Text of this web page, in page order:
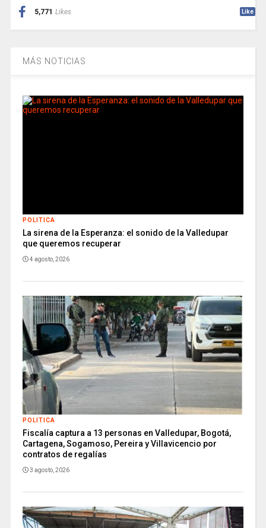
5,771 Likes Like
MÁS NOTICIAS
POLITICA
La sirena de la Esperanza: el sonido de la Valledupar
que queremos recuperar
4 agosto, 2026
POLITICA
Fiscalía captura a 13 personas en Valledupar, Bogotá,
Cartagena, Sogamoso, Pereira y Villavicencio por
contratos de regalías
3 agosto, 2026